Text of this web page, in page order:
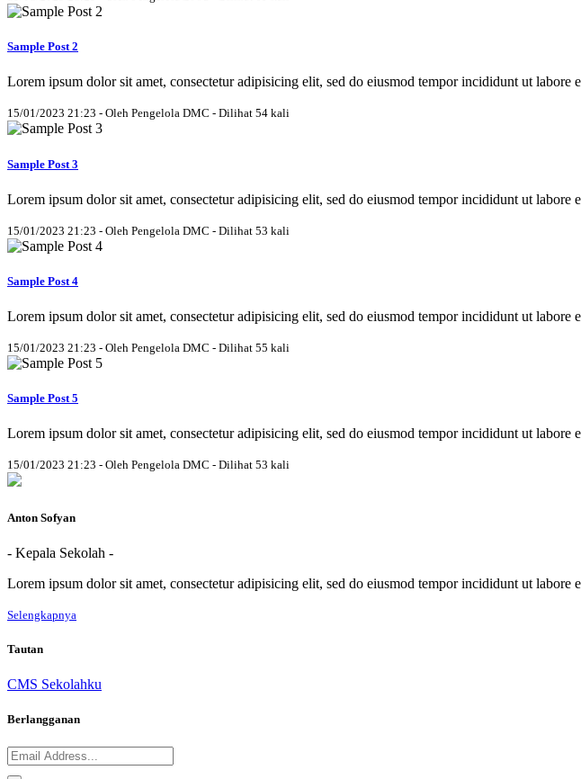
Sample Post 2
Lorem ipsum dolor sit amet, consectetur adipisicing elit, sed do eiusmod tempor incididunt ut
15/01/2023 21:23 - Oleh Pengelola DMC - Dilihat 54 kali
Sample Post 3
Lorem ipsum dolor sit amet, consectetur adipisicing elit, sed do eiusmod tempor incididunt ut
15/01/2023 21:23 - Oleh Pengelola DMC - Dilihat 53 kali
Sample Post 4
Lorem ipsum dolor sit amet, consectetur adipisicing elit, sed do eiusmod tempor incididunt ut
15/01/2023 21:23 - Oleh Pengelola DMC - Dilihat 55 kali
Sample Post 5
Lorem ipsum dolor sit amet, consectetur adipisicing elit, sed do eiusmod tempor incididunt ut
15/01/2023 21:23 - Oleh Pengelola DMC - Dilihat 53 kali
Anton Sofyan
- Kepala Sekolah -
Lorem ipsum dolor sit amet, consectetur adipisicing elit, sed do eiusmod tempor incididunt ut
Selengkapnya
Tautan
CMS Sekolahku
Berlangganan